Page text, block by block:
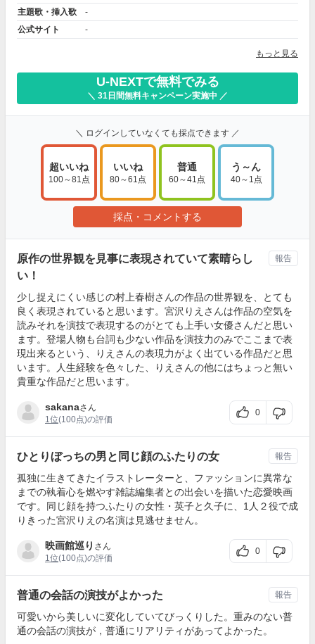
主題歌・挿入歌
-
公式サイト
-
もっと見る
U-NEXTで無料でみる
＼ 31日間無料キャンペーン実施中 ／
＼ ログインしていなくても採点できます ／
超いいね
100～81点
いいね
80～61点
普通
60～41点
う～ん
40～1点
採点・コメントする
原作の世界観を見事に表現されていて素晴らし
い！
少し捉えにくい感じの村上春樹さんの作品の世界観を、とても
良く表現されていると思います。宮沢りえさんは作品の空気を
読みそれを演技で表現するのがとても上手い女優さんだと思い
ます。登場人物も台詞も少ない作品を演技力のみでここまで表
現出来るという、りえさんの表現力がよく出ている作品だと思
います。人生経験を色々した、りえさんの他にはちょっと無い
貴重な作品だと思います。
sakanaさん
1位(100点)の評価
0
報告
ひとりぼっちの男と同じ顔のふたりの女
孤独に生きてきたイラストレーターと、ファッションに異常な
までの執着心を燃やす雑誌編集者との出会いを描いた恋愛映画
です。同じ顔を持つふたりの女性・英子と久子に、1人２役で成
りきった宮沢りえの名演は見逃せません。
映画館巡り さん
1位(100点)の評価
0
報告
普通の会話の演技がよかった
可愛いから美しいに変化していてびっくりした。重みのない普
通の会話の演技が，普通にリアリティがあってよかった。
報告